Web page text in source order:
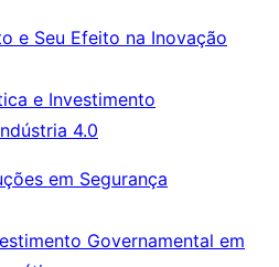
e Seu Efeito na Inovação
e Investimento
4.0
em Segurança
Governamental em